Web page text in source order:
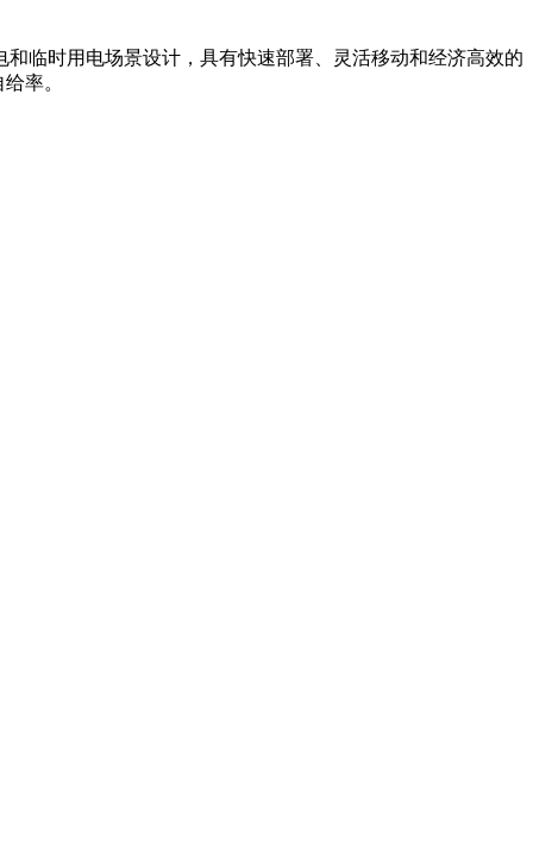
临时用电场景设计，具有快速部署、灵活移动和经济高效的
率。